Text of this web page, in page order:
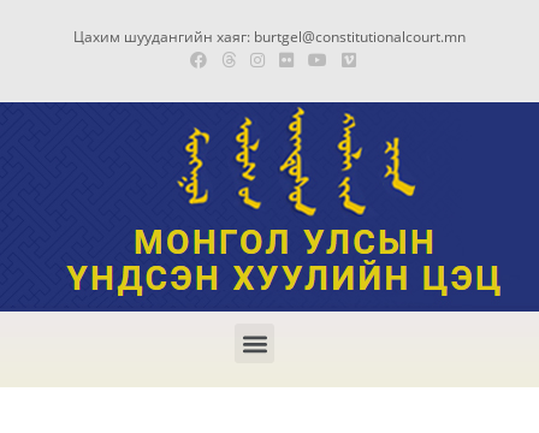
Цахим шуудангийн хаяг: burtgel@constitutionalcourt.mn